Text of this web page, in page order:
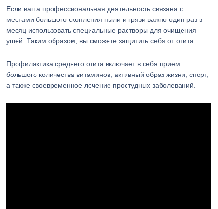
Если ваша профессиональная деятельность связана с
местами большого скопления пыли и грязи важно один раз в
месяц использовать специальные растворы для очищения
ушей. Таким образом, вы сможете защитить себя от отита.
Профилактика среднего отита включает в себя прием
большого количества витаминов, активный образ жизни, спорт,
а также своевременное лечение простудных заболеваний.